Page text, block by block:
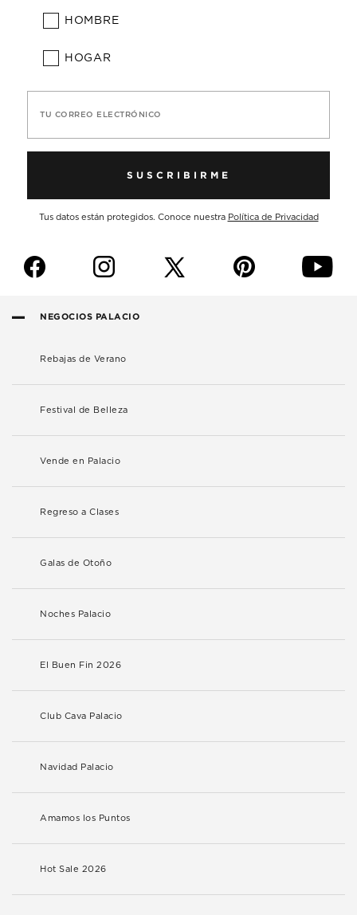
HOMBRE
HOGAR
TU CORREO ELECTRÓNICO
SUSCRIBIRME
Tus datos están protegidos. Conoce nuestra Política de Privacidad
f i p y
NEGOCIOS PALACIO
Rebajas de Verano
Festival de Belleza
Vende en Palacio
Regreso a Clases
Galas de Otoño
Noches Palacio
El Buen Fin 2026
Club Cava Palacio
Navidad Palacio
Amamos los Puntos
Hot Sale 2026